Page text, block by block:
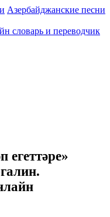
Азербайджанские песни